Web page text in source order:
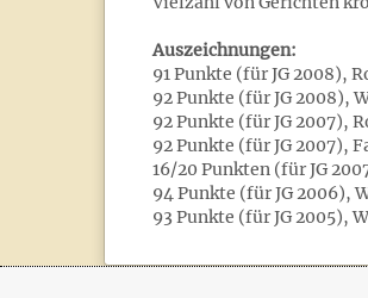
Auszeichnungen:
91 Punkte (für JG 2008),
92 Punkte (für JG 2008),
92 Punkte (für JG 2007),
92 Punkte (für JG 2007),
16/20 Punkten (für JG
94 Punkte (für JG 2006),
93 Punkte (für JG 2005),